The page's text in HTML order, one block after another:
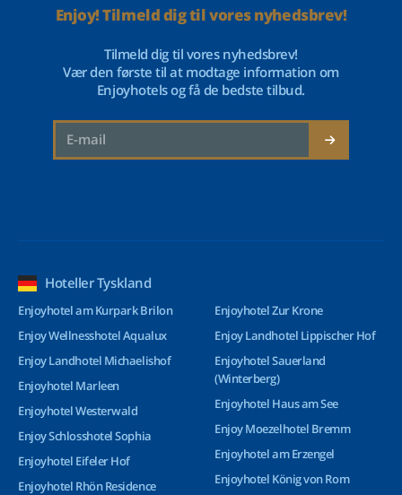
Enjoy! Tilmeld dig til vores nyhedsbrev!
Tilmeld dig til vores nyhedsbrev!
Vær den første til at modtage information om
Enjoyhotels og få de bedste tilbud.
Hoteller Tyskland
Enjoyhotel am Kurpark Brilon
Enjoy Wellnesshotel Aqualux
Enjoy Landhotel Michaelishof
Enjoyhotel Marleen
Enjoyhotel Westerwald
Enjoy Schlosshotel Sophia
Enjoyhotel Eifeler Hof
Enjoyhotel Rhön Residence
Enjoyhotel Zur Krone
Enjoy Landhotel Lippischer Hof
Enjoyhotel Sauerland
(Winterberg)
Enjoyhotel Haus am See
Enjoy Moezelhotel Bremm
Enjoyhotel am Erzengel
Enjoyhotel König von Rom